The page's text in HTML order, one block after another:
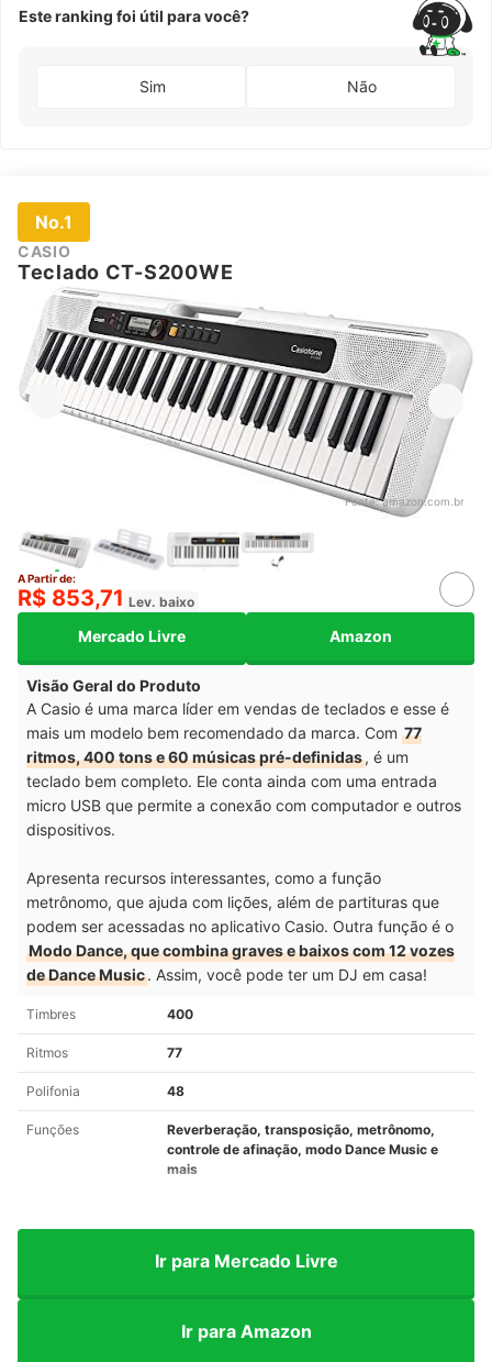
Este ranking foi útil para você?
Sim Não
No.1
CASIO
Teclado CT-S200WE
Fonte:amazon.com.br
A Partir de:
R$ 853,71 Lev. baixo
Mercado Livre Amazon
Visão Geral do Produto
A Casio é uma marca líder em vendas de teclados e esse é
mais um modelo bem recomendado da marca. Com 77
ritmos, 400 tons e 60 músicas pré-definidas, é um
teclado bem completo. Ele conta ainda com uma entrada
micro USB que permite a conexão com computador e outros
dispositivos.
Apresenta recursos interessantes, como a função
metrônomo, que ajuda com lições, além de partituras que
podem ser acessadas no aplicativo Casio. Outra função é o
Modo Dance, que combina graves e baixos com 12 vozes
de Dance Music. Assim, você pode ter um DJ em casa!
Timbres 400
Ritmos 77
Polifonia 48
Funções
Reverberação, transposição, metrônomo,
controle de afinação, modo Dance Music e
mais
Ir para Mercado Livre
Ir para Amazon